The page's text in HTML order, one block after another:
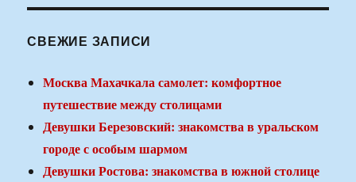
СВЕЖИЕ ЗАПИСИ
Москва Махачкала самолет: комфортное
путешествие между столицами
Девушки Березовский: знакомства в уральском
городе с особым шармом
Девушки Ростова: знакомства в южной столице